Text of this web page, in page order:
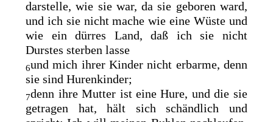
darstelle, wie sie war, da sie geboren ward,
und ich sie nicht mache wie eine Wüste und
wie ein dürres Land, daß ich sie nicht
Durstes sterben lasse
6und mich ihrer Kinder nicht erbarme, denn
sie sind Hurenkinder;
7denn ihre Mutter ist eine Hure, und die sie
getragen hat, hält sich schändlich und